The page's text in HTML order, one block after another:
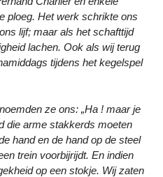
ploeg. Het werk schrikte ons
lijf; maar als het schafttijd
lachen. Ook als wij terug
tijdens het kegelspel
ze ons: „Ha ! maar je
die arme stakkerds moeten
hand en de hand op de steel
trein voorbijrijdt. En indien
op een stokje. Wij zaten